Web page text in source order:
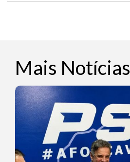
Mais Notícias